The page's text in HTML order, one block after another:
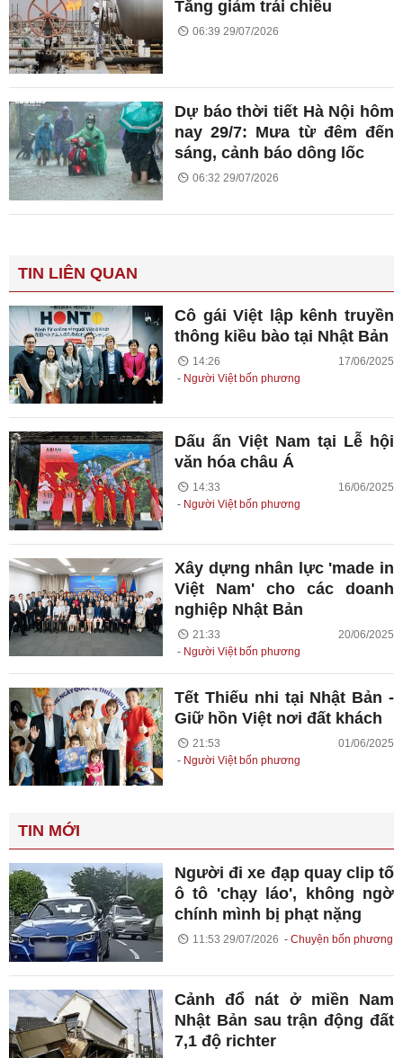
Tăng giảm trái chiều
06:39 29/07/2026
Dự báo thời tiết Hà Nội hôm
nay 29/7: Mưa từ đêm đến
sáng, cảnh báo dông lốc
06:32 29/07/2026
TIN LIÊN QUAN
Cô gái Việt lập kênh truyền
thông kiều bào tại Nhật Bản
14:26 17/06/2025
Người Việt bốn phương
Dấu ấn Việt Nam tại Lễ hội
văn hóa châu Á
14:33 16/06/2025
Người Việt bốn phương
Xây dựng nhân lực 'made in
Việt Nam' cho các doanh
nghiệp Nhật Bản
21:33 20/06/2025
Người Việt bốn phương
Tết Thiếu nhi tại Nhật Bản -
Giữ hồn Việt nơi đất khách
21:53 01/06/2025
Người Việt bốn phương
TIN MỚI
Người đi xe đạp quay clip tố
ô tô 'chạy láo', không ngờ
chính mình bị phạt nặng
11:53 29/07/2026 Chuyện bốn phương
Cảnh đổ nát ở miền Nam
Nhật Bản sau trận động đất
7,1 độ richter